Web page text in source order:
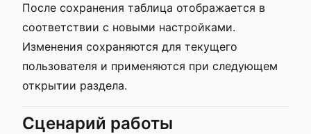
После сохранения таблица отображается в
соответствии с новыми настройками.
Изменения сохраняются для текущего
пользователя и применяются при следующем
открытии раздела.
Сценарий работы